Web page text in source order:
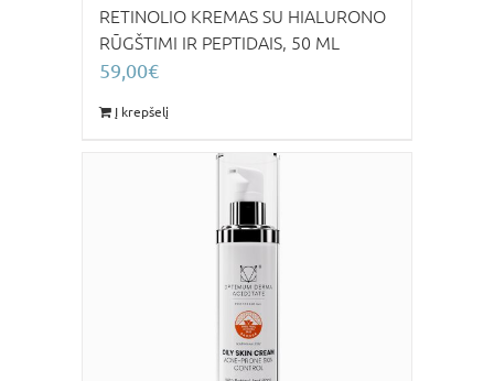
RETINOLIO KREMAS SU HIALURONO
RŪGŠTIMI IR PEPTIDAIS, 50 ML
59,00€
Į krepšelį